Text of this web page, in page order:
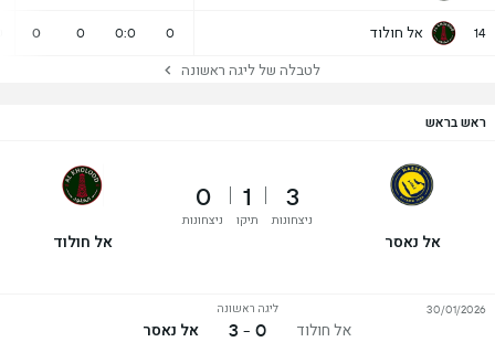
14 אל חולוד 0
0:0
0
0
לטבלה של ליגה ראשונה
ראש בראש
אל נאסר
3
ניצחונות
1
תיקו
0
ניצחונות
אל חולוד
אל חולוד
ליגה ראשונה
0 - 3 אל נאסר
30/01/2026